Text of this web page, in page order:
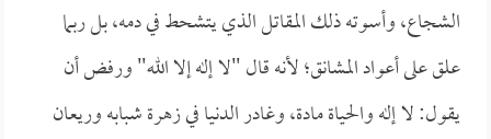
الشجاع، وأسوته ذلك المقاتل الذي يتشحط في دمه، بل ربما
علق على أعواد المشانق؛ لأنه قال "لا إله إلا الله" ورفض أن
يقول: لا إله والحياة مادة، وغادر الدنيا في زهرة شبابه وريعان